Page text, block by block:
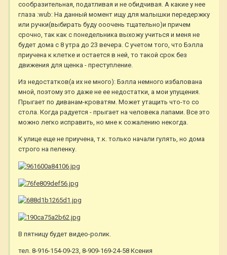
сообразительная, податливая и не обидчивая. А какие у нее
глаза :wub: На данный момент ищу для малышки передержку
или ручки(выбирать буду ооочень тщательно)и причем
срочно, так как с понедельника выхожу учиться и меня не
будет дома с 8 утра до 23 вечера. С учетом того, что Бэлла
приучена к клетке и остается в ней, то такой срок без
движения для щенка - преступление.
Из недостатков(а их не много): Бэлла немного избалована
мной, поэтому это даже не ее недостатки, а мои упущения.
Прыгает по диванам-кроватям. Может утащить что-то со
стола. Когда радуется - прыгает на человека лапами. Все это
можно легко исправить, но мне к сожалению некогда.
К улице еще не приучена, т.к. только начали гулять, но дома
строго на пеленку.
В пятницу будет видео-ролик.
тел. 8-916-154-09-23, 8-909-169-24-58 Ксения